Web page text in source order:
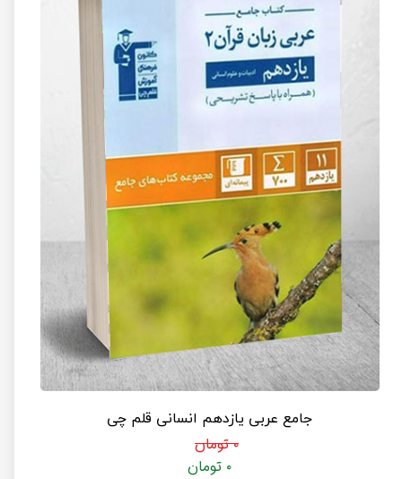
جامع عربی یازدهم انسانی قلم چی
۰ تومان
۰ تومان